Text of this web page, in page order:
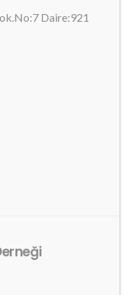
Daire:921